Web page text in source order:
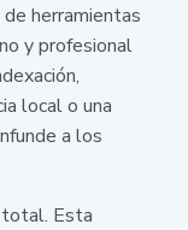
herramientas
y profesional
local o una
a los
total. Esta